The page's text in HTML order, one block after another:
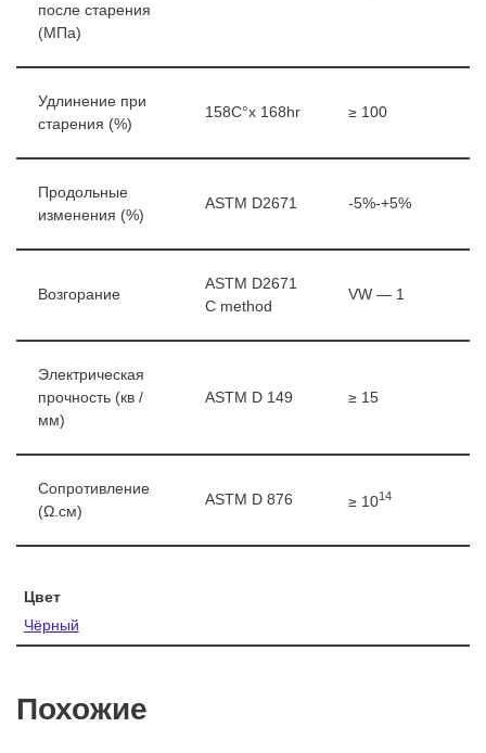
после старения
(МПа)
Удлинение при
старения (%)
158C°x 168hr ≥ 100
Продольные
изменения (%)
ASTM D2671 -5%-+5%
Возгорание
ASTM D2671
C method
VW — 1
Электрическая
прочность (кв /
мм)
ASTM D 149 ≥ 15
Сопротивление
(Ω.см)
ASTM D 876 ≥ 1014
Цвет
Чёрный
Похожие